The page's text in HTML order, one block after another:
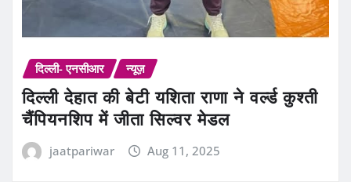
दिल्ली- एनसीआर न्यूज़
दिल्ली देहात की बेटी यशिता राणा ने वर्ल्ड कुश्ती
चैंपियनशिप में जीता सिल्वर मेडल
jaatpariwar Aug 11, 2025